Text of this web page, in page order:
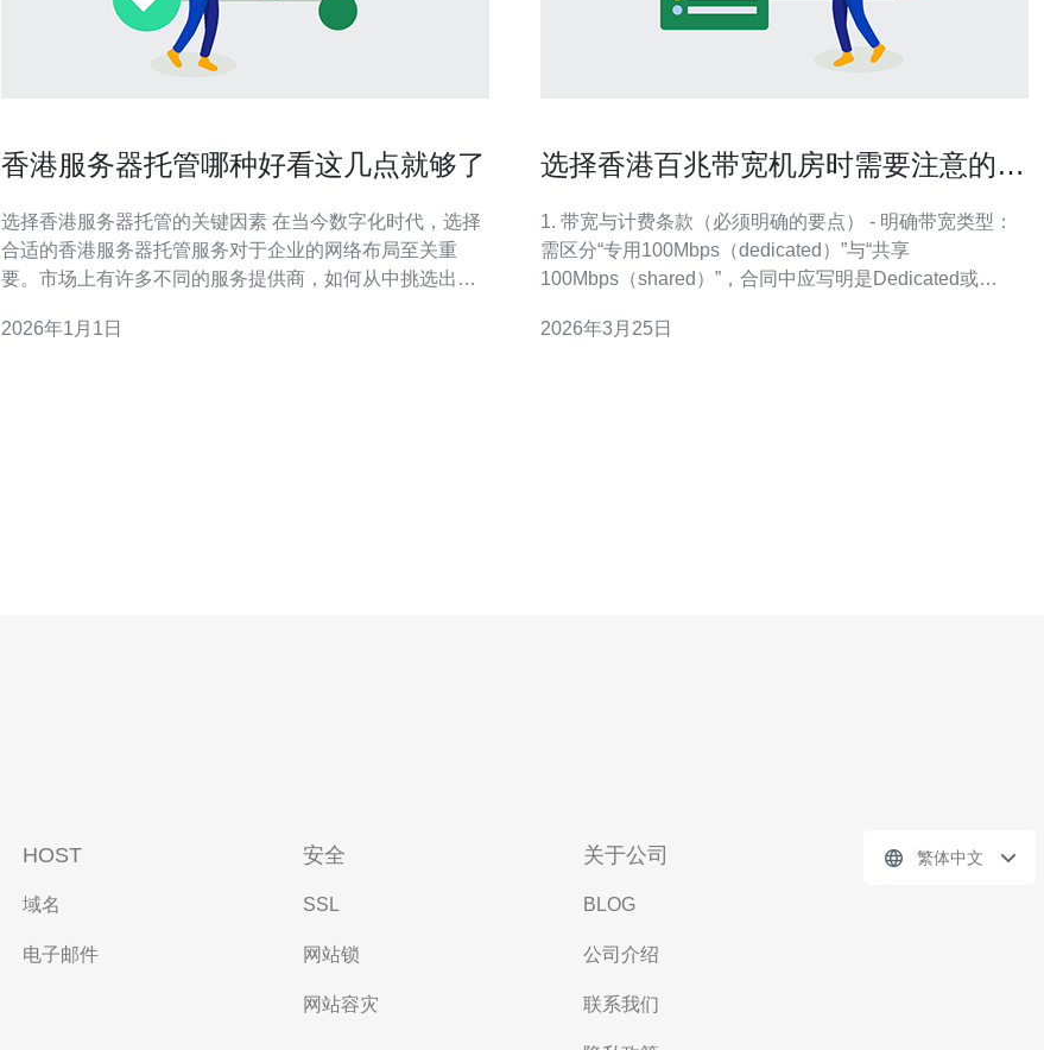
香港服务器托管哪种好看这几点就够了
选择香港服务器托管的关键因素 在当今数字化时代，选择
合适的香港服务器托管服务对于企业的网络布局至关重
要。市场上有许多不同的服务提供商，如何从中挑选出最
2026年1月1日
选择香港百兆带宽机房时需要注意的合
1. 带宽与计费条款（必须明确的要点） - 明确带宽类型：
需区分“专用100Mbps（dedicated）”与“共享
100Mbps（shared）”，合同中应写明是Dedicated或
值，例如承诺下行100Mbps，上行50Mbps或对称
2026年3月25日
HOST
域名
电子邮件
安全
SSL
网站锁
网站容灾
关于公司
BLOG
公司介绍
联系我们
繁体中文